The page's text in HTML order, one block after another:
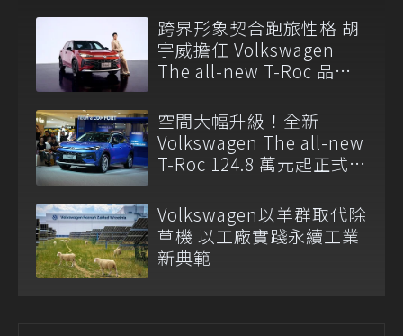
跨界形象契合跑旅性格 胡
宇威擔任 Volkswagen
The all-new T-Roc 品牌
空間大幅升級！全新
Volkswagen The all-new
T-Roc 124.8 萬元起正式上
Volkswagen以羊群取代除
草機 以工廠實踐永續工業
新典範